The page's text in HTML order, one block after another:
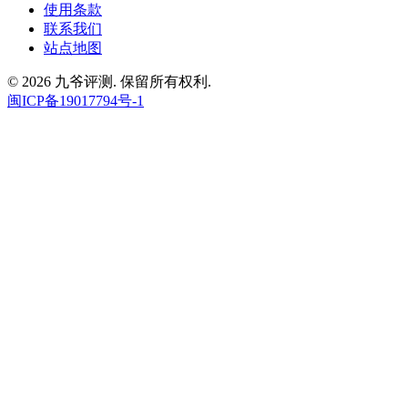
使用条款
联系我们
站点地图
© 2026 九爷评测. 保留所有权利.
闽ICP备19017794号-1